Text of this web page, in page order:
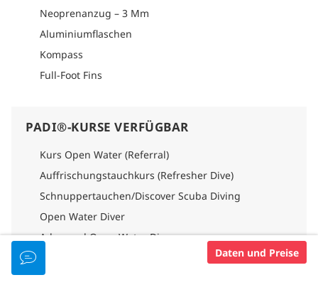
Neoprenanzug – 3 Mm
Aluminiumflaschen
Kompass
Full-Foot Fins
PADI®-KURSE VERFÜGBAR
Kurs Open Water (Referral)
Auffrischungstauchkurs (Refresher Dive)
Schnuppertauchen/Discover Scuba Diving
Open Water Diver
Advanced Open Water Diver
Daten und Preise